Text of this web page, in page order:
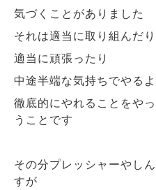
気づくことがありました
それは適当に取り組んだり
適当に頑張ったり
中途半端な気持ちでやる
徹底的にやれることをや
うことです
その分プレッシャーやし
すが